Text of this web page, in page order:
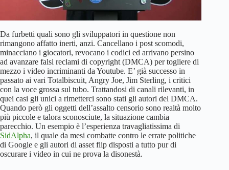
Da furbetti quali sono gli sviluppatori in questione non
rimangono affatto inerti, anzi. Cancellano i post scomodi,
minacciano i giocatori, revocano i codici ed arrivano persino
ad avanzare falsi reclami di copyright (DMCA) per togliere di
mezzo i video incriminanti da Youtube. E’ già successo in
passato ai vari Totalbiscuit, Angry Joe, Jim Sterling, i critici
con la voce grossa sul tubo. Trattandosi di canali rilevanti, in
quei casi gli unici a rimetterci sono stati gli autori del DMCA.
Quando però gli oggetti dell’assalto censorio sono realtà molto
più piccole e talora sconosciute, la situazione cambia
parecchio. Un esempio è l’esperienza travagliatissima di
SidAlpha, il quale da mesi combatte contro le errate politiche
di Google e gli autori di asset flip disposti a tutto pur di
oscurare i video in cui ne prova la disonestà.